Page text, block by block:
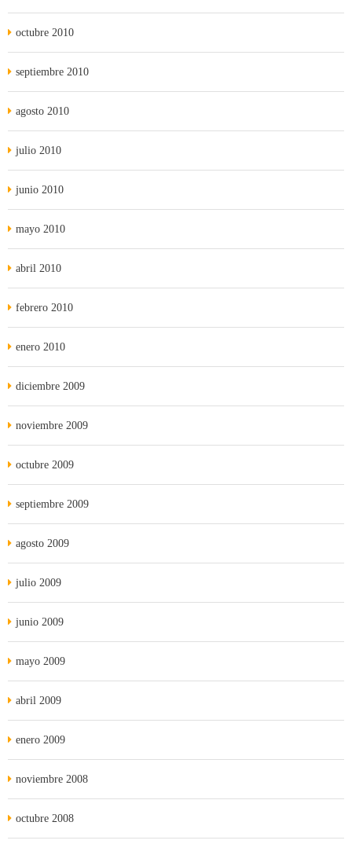
octubre 2010
septiembre 2010
agosto 2010
julio 2010
junio 2010
mayo 2010
abril 2010
febrero 2010
enero 2010
diciembre 2009
noviembre 2009
octubre 2009
septiembre 2009
agosto 2009
julio 2009
junio 2009
mayo 2009
abril 2009
enero 2009
noviembre 2008
octubre 2008